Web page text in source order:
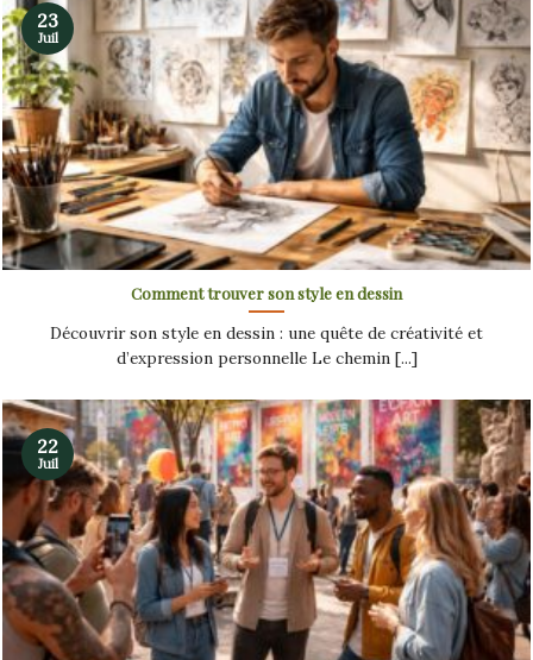
Comment trouver son style en dessin
Découvrir son style en dessin : une quête de créativité et
d’expression personnelle Le chemin [...]
23
Juil
22
Juil